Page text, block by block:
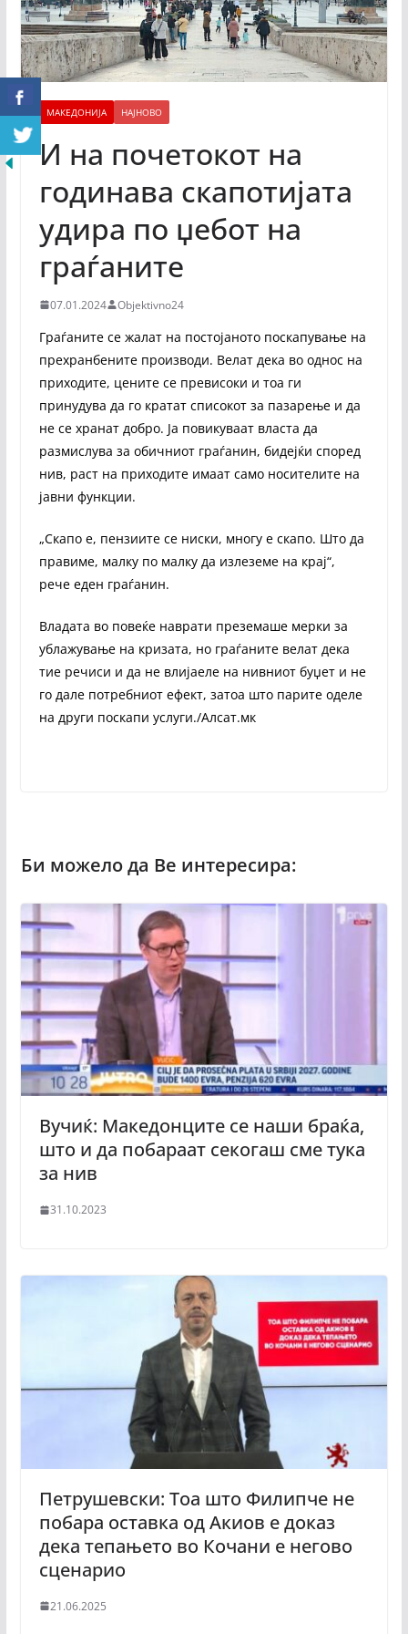
МАКЕДОНИЈА НАЈНОВО
И на почетокот на
годинава скапотијата
удира по џебот на
граѓаните
07.01.2024 Objektivno24
Граѓаните се жалат на постојаното поскапување на
прехранбените производи. Велат дека во однос на
приходите, цените се превисоки и тоа ги
принудува да го кратат списокот за пазарење и да
не се хранат добро. Ја повикуваат власта да
размислува за обичниот граѓанин, бидејќи според
нив, раст на приходите имаат само носителите на
јавни функции.
„Скапо е, пензиите се ниски, многу е скапо. Што да
правиме, малку по малку да излеземе на крај“,
рече еден граѓанин.
Владата во повеќе наврати преземаше мерки за
ублажување на кризата, но граѓаните велат дека
тие речиси и да не влијаеле на нивниот буџет и не
го дале потребниот ефект, затоа што парите оделе
на други поскапи услуги./Алсат.мк
Вучиќ: Македонците се наши браќа,
што и да побараат секогаш сме тука
за нив
31.10.2023
Петрушевски: Тоа што Филипче не
побара оставка од Акиов е доказ
дека тепањето во Кочани е негово
сценарио
21.06.2025